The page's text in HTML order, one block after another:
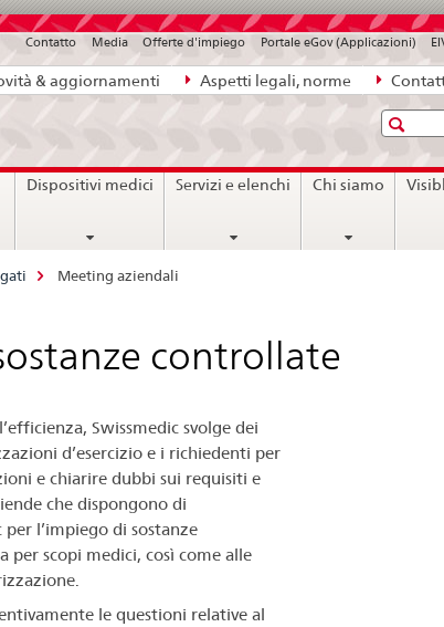
& aggiornamenti Aspetti legali, norme
Contatto Media Offerte d'impiego Portale eGov (Applicazioni)
Dispositivi medici Servizi e elenchi Chi siamo
Meeting aziendali
controllate
Swissmedic svolge dei
d’esercizio e i richiedenti per
e chiarire dubbi sui requisiti e
che dispongono di
per l’impiego di sostanze
per scopi medici, così come alle
le questioni relative al